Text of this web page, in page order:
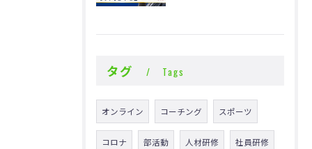
タグ Tags
オンライン コーチング スポーツ
コロナ 部活動 人材研修 社員研修